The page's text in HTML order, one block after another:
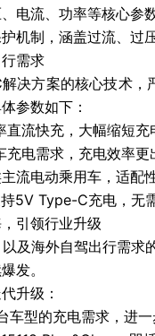
电流、功率等核心参
机制，涵盖过流、过
需求
决方案的核心技术
参数如下：
流快充，大幅缩短充
电需求，充电效率更
流电动乘用车，适配
5V Type-C充电，无
引领行业升级
及海外自驾出行需
发。
升级：
型的充电需求，进一